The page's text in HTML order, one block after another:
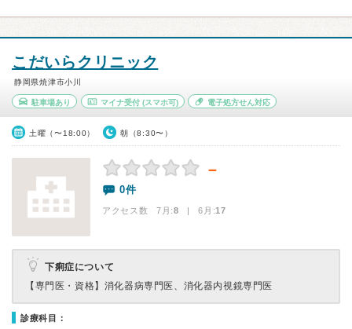
こだいらクリニック
静岡県焼津市小川
駐車場あり マイナ受付(スマホ可) 電子処方せん対応
土曜（〜18:00） 朝（8:30〜）
－
0件
アクセス数 7月:8 | 6月:17
下痢症について
【専門医・資格】 消化器病専門医、消化器内視鏡専門医
診療科目：